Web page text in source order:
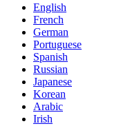
English
French
German
Portuguese
Spanish
Russian
Japanese
Korean
Arabic
Irish